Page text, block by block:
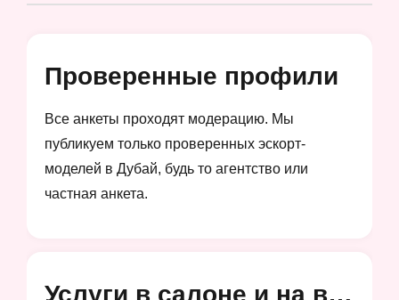
Проверенные профили
Все анкеты проходят модерацию. Мы
публикуем только проверенных эскорт-
моделей в Дубай, будь то агентство или
частная анкета.
Услуги в салоне и на выезд